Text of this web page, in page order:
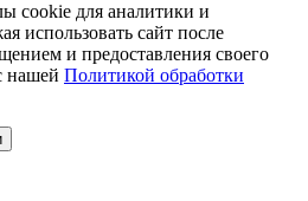
cookie для аналитики и
использовать сайт после
и предоставления своего
нашей Политикой обработки